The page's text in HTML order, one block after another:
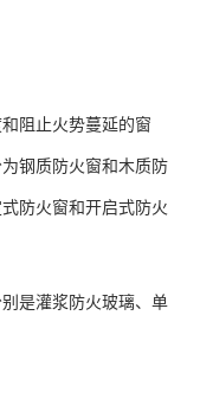
阻止火势蔓延的窗
钢质防火窗和木质防
防火窗和开启式防火
是灌浆防火玻璃、单